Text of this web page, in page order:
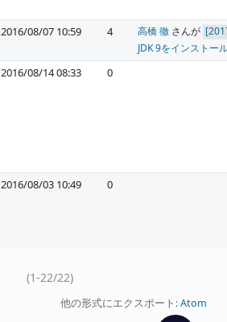
2016/08/07 10:59 4 高橋 徹 さんが
JDK 9をインストー
2016/08/14 08:33 0
2016/08/03 10:49 0
(1-22/22)
他の形式にエクスポート:Atom